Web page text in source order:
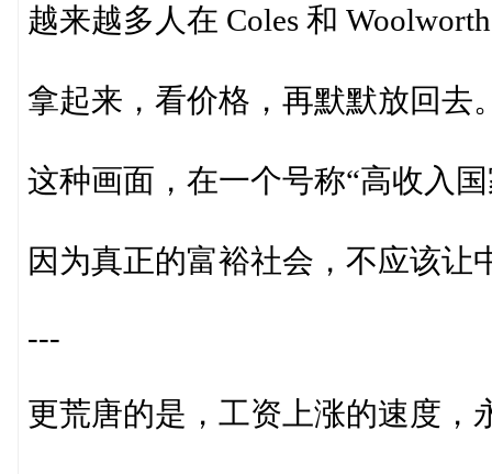
越来越多人在 Coles 和
拿起来，看价格，再默默放回去
这种画面，在一个号称“高收入
因为真正的富裕社会，不应该让
---
更荒唐的是，工资上涨的速度，